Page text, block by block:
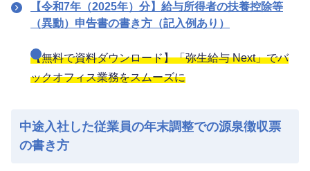
【令和7年（2025年）分】給与所得者の扶養控除等
（異動）申告書の書き方（記入例あり）
【無料で資料ダウンロード】「弥生給与 Next」でバ
ックオフィス業務をスムーズに
中途入社した従業員の年末調整での源泉徴収票
の書き方